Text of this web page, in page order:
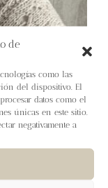
de
como las
del dispositivo. El
datos como el
únicas en este sitio.
negativamente a